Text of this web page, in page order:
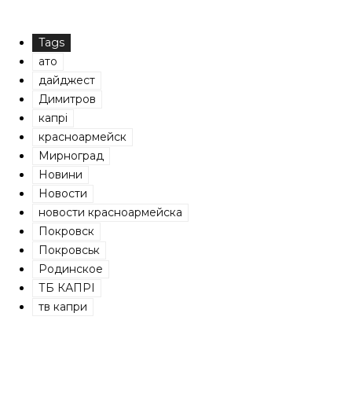
Tags
ато
дайджест
Димитров
капрі
красноармейск
Мирноград
Новини
Новости
новости красноармейска
Покровск
Покровськ
Родинское
ТБ КАПРІ
тв капри